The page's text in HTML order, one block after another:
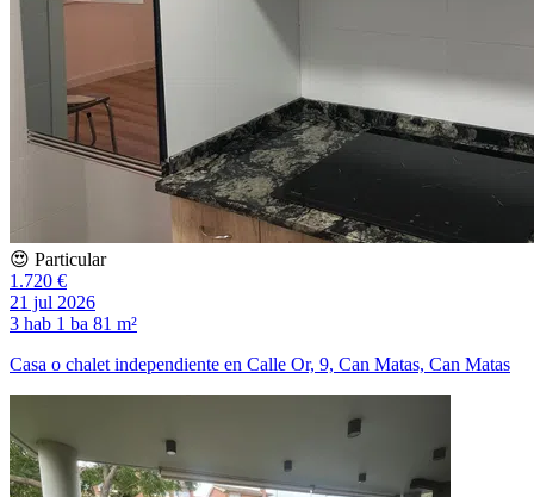
😍 Particular
1.720 €
21 jul 2026
3 hab 1 ba 81 m²
Casa o chalet independiente en Calle Or, 9, Can Matas, Can Matas